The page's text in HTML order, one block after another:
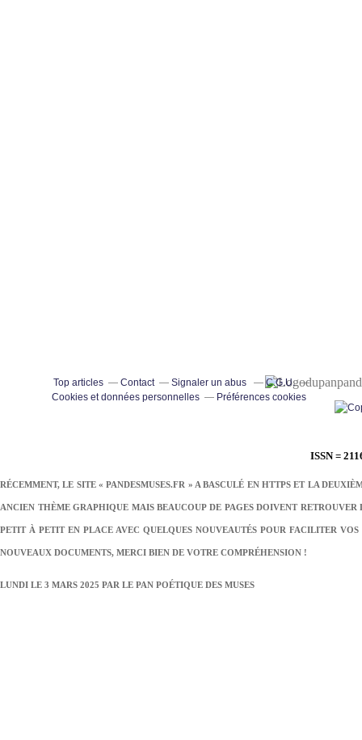
ISSN =
RÉCEMMENT, LE SITE « PANDESMUSES.FR » A BASCULÉ EN HTTPS ET LA
ANCIEN THÈME GRAPHIQUE MAIS BEAUCOUP DE PAGES DOIVENT
PETIT À PETIT EN PLACE AVEC QUELQUES NOUVEAUTÉS POUR FACILITER
NOUVEAUX DOCUMENTS, MERCI BIEN DE VOTRE COMPRÉHENSION !
LUNDI LE 3 MARS 2025 PAR LE PAN POÉTIQUE DES MUSES
Top articles Contact Signaler un abus
C.G.U.
Cookies et données personnelles
Préférences cookies